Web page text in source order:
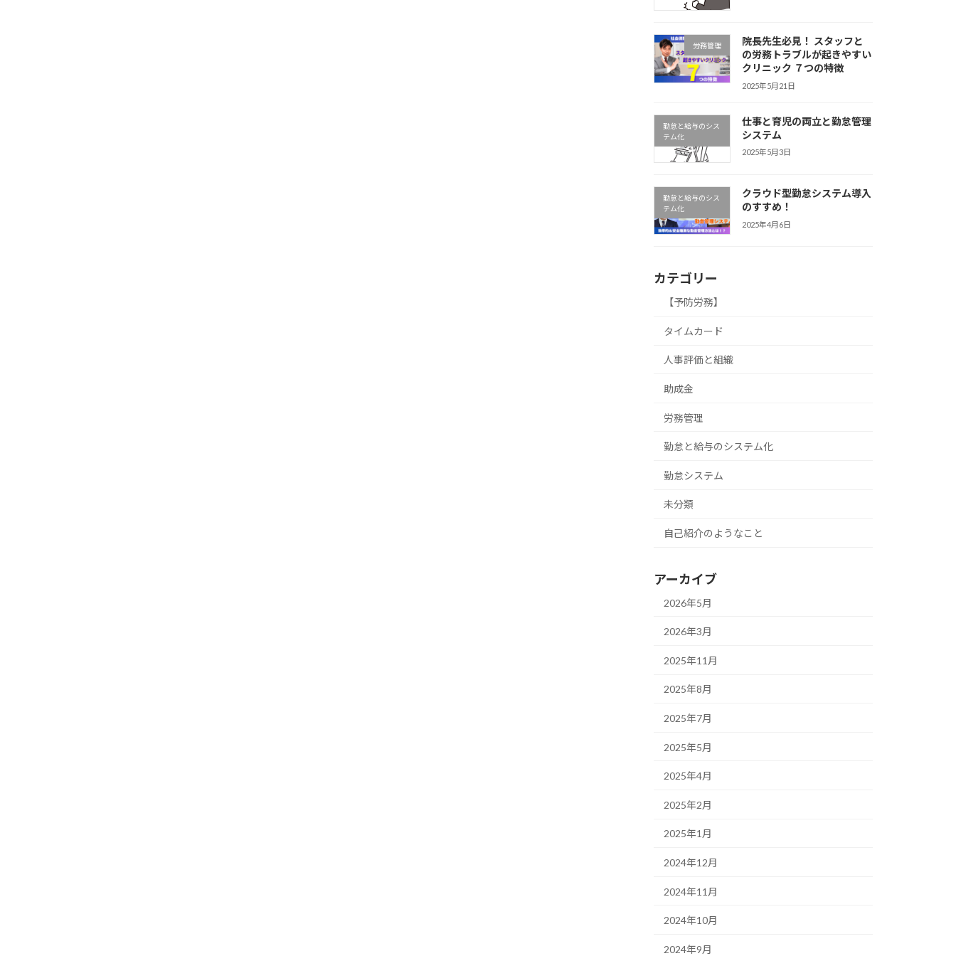
労務管理
院長先生必見！ スタッフと
の労務トラブルが起きやすい
クリニック ７つの特徴
2025年5月21日
勤怠と給与のシス
テム化
仕事と育児の両立と勤怠管理
システム
2025年5月3日
勤怠と給与のシス
テム化
クラウド型勤怠システム導入
のすすめ！
2025年4月6日
カテゴリー
【予防労務】
タイムカード
人事評価と組織
助成金
労務管理
勤怠と給与のシステム化
勤怠システム
未分類
自己紹介のようなこと
アーカイブ
2026年5月
2026年3月
2025年11月
2025年8月
2025年7月
2025年5月
2025年4月
2025年2月
2025年1月
2024年12月
2024年11月
2024年10月
2024年9月